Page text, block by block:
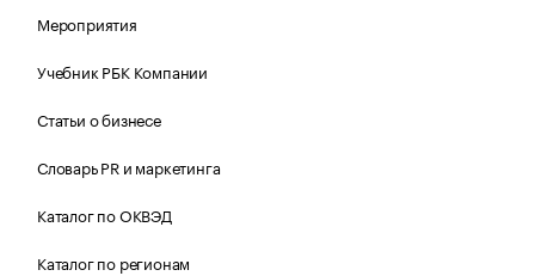
Мероприятия
Учебник РБК Компании
Статьи о бизнесе
Словарь PR и маркетинга
Каталог по ОКВЭД
Каталог по регионам